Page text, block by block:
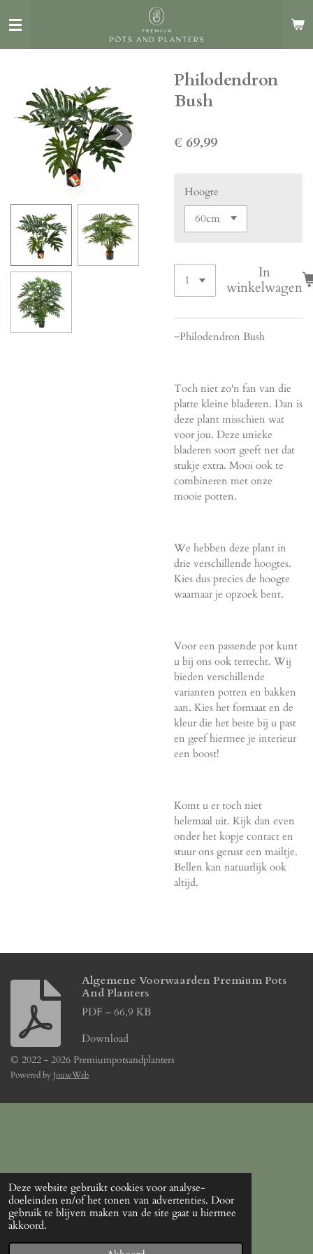
Deze website gebruikt cookies voor analyse-
doeleinden en/of het tonen van advertenties. Door
gebruik te blijven maken van de site gaat u hiermee
akkoord.
direct
Philodendron
Bush
€ 69,99
Hoogte
In
winkelwagen
~Philodendron Bush
Toch niet zo'n fan van die
platte kleine bladeren. Dan is
deze plant misschien wat
voor jou. Deze unieke
bladeren soort geeft net dat
stukje extra. Mooi ook te
combineren met onze
mooie potten.
We hebben deze plant in
drie verschillende hoogtes.
Kies dus precies de hoogte
waarnaar je opzoek bent.
Voor een passende pot kunt
u bij ons ook terrecht. Wij
bieden verschillende
varianten potten en bakken
aan. Kies het formaat en de
kleur die het beste bij u past
en geef hiermee je interieur
een boost!
Komt u er toch niet
helemaal uit. Kijk dan even
onder het kopje contact en
stuur ons gerust een mailtje.
Bellen kan natuurlijk ook
altijd.
Algemene Voorwaarden Premium Pots
And Planters
PDF – 66,9 KB
Download
© 2022 - 2026 Premiumpotsandplanters
Powered by JouwWeb